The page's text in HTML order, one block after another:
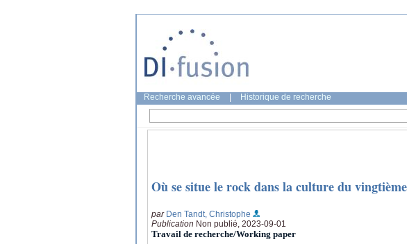
Recherche avancée Historique de recherche
Où se situe le rock dans la culture du
par Den Tandt, Christophe
Publication Non publié, 2023-09-01
Travail de recherche/Working paper